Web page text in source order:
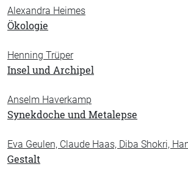
Alexandra Heimes
Ökologie
Henning Trüper
Insel und Archipel
Anselm Haverkamp
Synekdoche und Metalepse
Eva Geulen, Claude Haas, Diba Shokri,
Gestalt